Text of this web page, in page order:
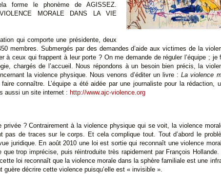
forme le phonème de AGISSEZ.
MORALE DANS LA VIE
qui comporte une présidente, deux
membres. Submergés par des demandes d’aide aux victimes de la
à ceux qui frappent à leur porte ? On me demande de réguler l’équipe ;
chargés de l’accueil. Nous répondons à un besoin bien précis, la
la violence physique. Nous venons d’éditer un livre :La violence
connaître. L’équipe a été aidée par une journaliste pour la rédaction,
aussi un site internet : http://www.ajc-violence.org
? Contrairement à la violence physique qui se voit, la violence
de traces sur le corps. Et cela complique tout. Tout d’abord le
juridique. En août 2010 une loi est sortie qui reconnaît une violence
trop imprécise, puis réintroduite très rapidement par François
loi reconnaît que la violence morale dans la sphère familiale est une
guère décrire cette violence puisqu’elle est « invisible ».